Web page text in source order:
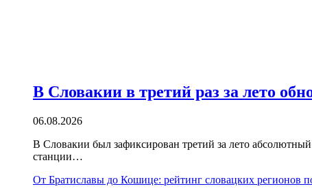
В Словакии в третий раз за лето
06.08.2026
В Словакии был зафиксирован третий за лето
станции…
От Братиславы до Кошице: рейтинг словацких регионов